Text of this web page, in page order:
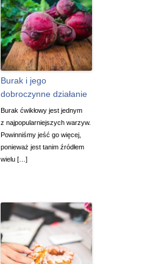
Burak i jego
dobroczynne działanie
Burak ćwikłowy jest jednym
z najpopularniejszych warzyw.
Powinniśmy jeść go więcej,
ponieważ jest tanim źródłem
wielu […]